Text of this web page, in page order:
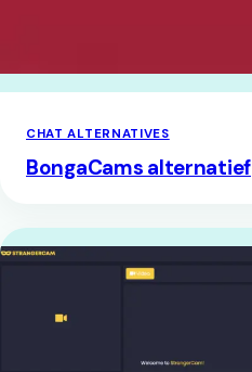
CHAT ALTERNATIVES
BongaCams alternatief